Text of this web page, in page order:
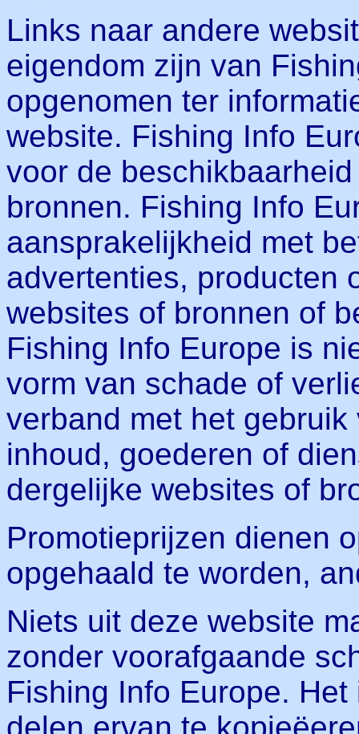
Links naar andere
eigendom zijn van
opgenomen ter
website. Fishing Info
voor de
bronnen. Fishing Info
aansprakelijkheid met
advertenties, producten
websites of bronnen of
Fishing Info Europe is
vorm van schade of
verband met het
inhoud, goederen of
dergelijke websites of
Promotieprijzen dienen
opgehaald te worden,
Niets uit deze website
zonder voorafgaande
Fishing Info Europe.